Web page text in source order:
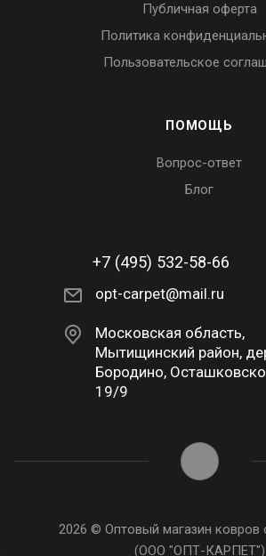
Публичная оферта
Политика
Пользовательское
ПОМОЩЬ
Вопрос-ответ
Блог
+7 (495) 532-58-66
opt-carpet@mail.ru
Московская область,
Мытищинский район,
Бородино,
19/9
2026 © Оптовый магазин ковров
(ООО "ОПТ-КАРПЕТ")